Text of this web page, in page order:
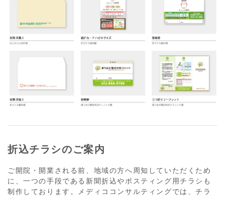
折込チラシのご案内
ご開院・開業される前、地域の方へ周知していただくため
に、一つの手段である新聞折込やポスティング用チラシも
制作しております。メディココンサルティングでは、チラ